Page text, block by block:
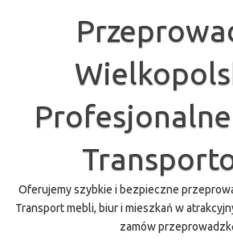
Profesjonalne
Oferujemy szybkie i bezpieczne
Transport mebli, biur i mieszkań w
zamów